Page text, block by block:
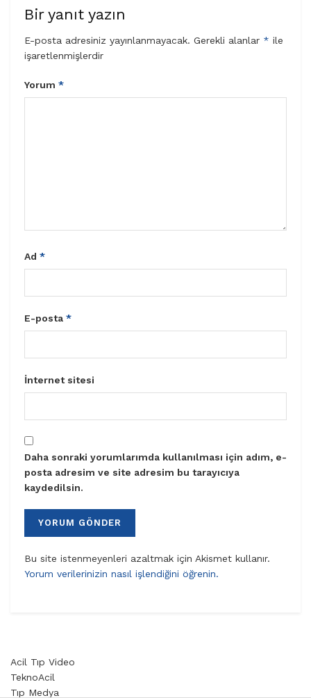
Bir yanıt yazın
E-posta adresiniz yayınlanmayacak. Gerekli alanlar * ile
işaretlenmişlerdir
Yorum *
Ad *
E-posta *
İnternet sitesi
Daha sonraki yorumlarımda kullanılması için adım, e-
posta adresim ve site adresim bu tarayıcıya
kaydedilsin.
Bu site istenmeyenleri azaltmak için Akismet kullanır.
Yorum verilerinizin nasıl işlendiğini öğrenin.
Acil Tıp Video
TeknoAcil
Tıp Medya